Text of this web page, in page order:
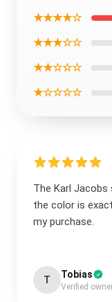
★★★★☆
★★★☆☆
★★☆☆☆
★☆☆☆☆
The Karl
the color is
my purchase.
T Tobias
Verified